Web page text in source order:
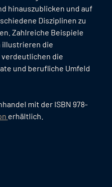
hinauszublicken und auf
Disziplinen zu
Zahlreiche Beispiele
illustrieren die
die
und berufliche Umfeld
mit der ISBN 978-
erhältlich.